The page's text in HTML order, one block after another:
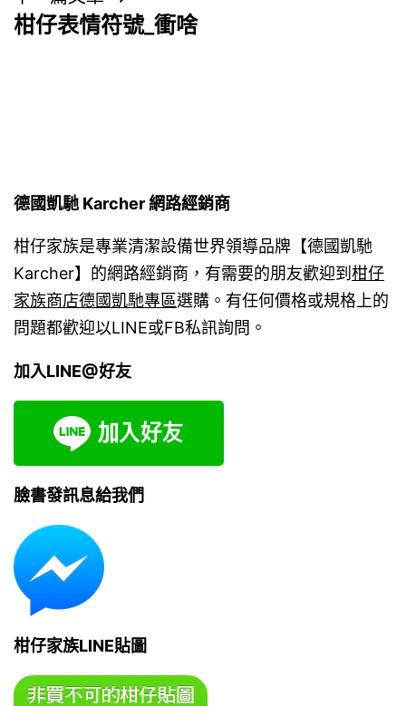
覽
柑仔表情符號_衝啥
德國凱馳 Karcher 網路經銷商
柑仔家族是專業清潔設備世界領導品牌【德國凱馳
Karcher】的網路經銷商，有需要的朋友歡迎到 柑仔
家族商店德國凱馳專區選購。有任何價格或規格上的
問題都歡迎以LINE或FB私訊詢問。
加入LINE@好友
臉書發訊息給我們
柑仔家族LINE貼圖